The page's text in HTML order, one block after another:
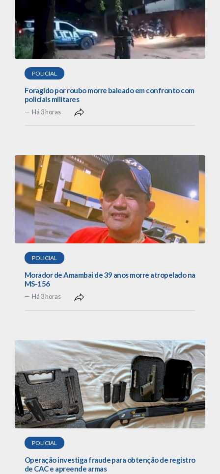
POLICIAL
Foragido por roubo morre baleado em confronto com
policiais militares
Há 3 horas
POLICIAL
Morador de Amambai de 39 anos morre atropelado na
MS-156
Há 3 horas
POLICIAL
Operação investiga fraude para obtenção de registro
de CAC e apreende armas